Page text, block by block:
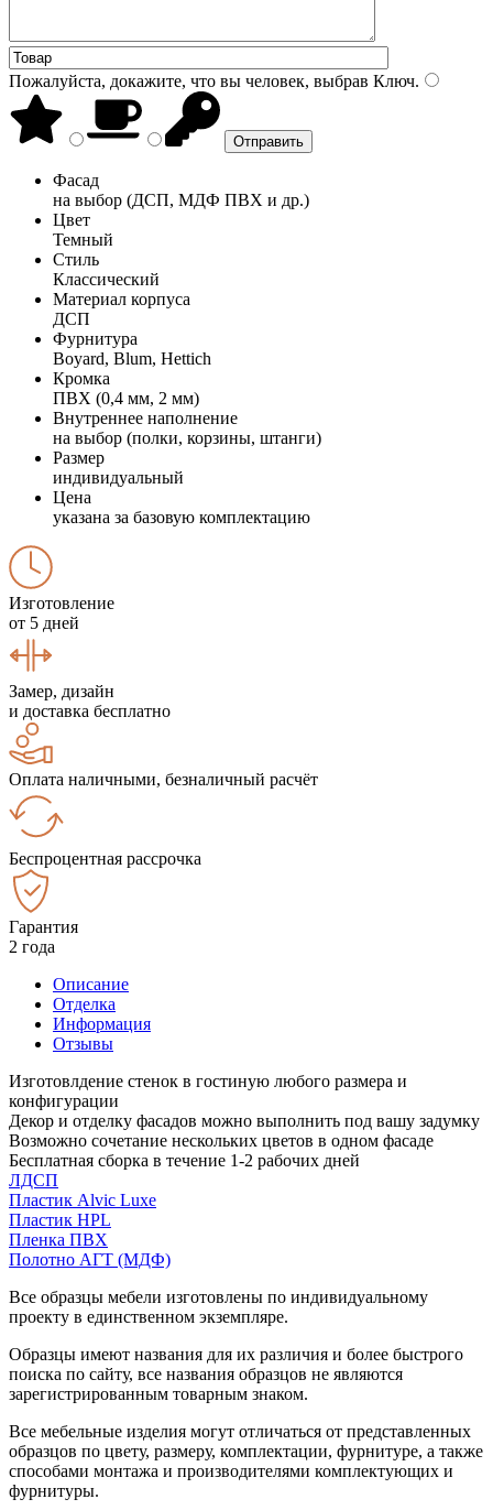
Пожалуйста, докажите, что вы человек, выбрав Ключ.
Фасад
на выбор (ДСП, МДФ ПВХ и др.)
Цвет
Темный
Стиль
Классический
Материал корпуса
ДСП
Фурнитура
Boyard, Blum, Hettich
Кромка
ПВХ (0,4 мм, 2 мм)
Внутреннее наполнение
на выбор (полки, корзины, штанги)
Размер
индивидуальный
Цена
указана за базовую комплектацию
Изготовление
от 5 дней
Замер, дизайн
и доставка бесплатно
Оплата наличными, безналичный расчёт
Беспроцентная рассрочка
Гарантия
2 года
Описание
Отделка
Информация
Отзывы
Изготовлдение стенок в гостиную любого размера и
конфигурации
Декор и отделку фасадов можно выполнить под вашу задумку
Возможно сочетание нескольких цветов в одном фасаде
Бесплатная сборка в течение 1-2 рабочих дней
ЛДСП
Пластик Alvic Luxe
Пластик HPL
Пленка ПВХ
Полотно АГТ (МДФ)
Все образцы мебели изготовлены по индивидуальному
проекту в единственном экземпляре.
Образцы имеют названия для их различия и более быстрого
поиска по сайту, все названия образцов не являются
зарегистрированным товарным знаком.
Все мебельные изделия могут отличаться от представленных
образцов по цвету, размеру, комплектации, фурнитуре, а также
способами монтажа и производителями комплектующих и
фурнитуры.